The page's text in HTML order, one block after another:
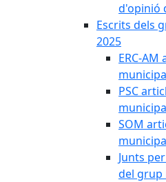
d'opinió
Escrits dels
2025
ERC-
PSC
SOM
Junts
del grup